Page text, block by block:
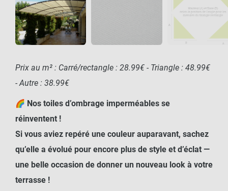
Prix au m² : Carré/rectangle : 28.99€ - Triangle : 48.99€
- Autre : 38.99€
🌈 Nos toiles d’ombrage imperméables se
réinventent !
Si vous aviez repéré une couleur auparavant, sachez
qu’elle a évolué pour encore plus de style et d’éclat —
une belle occasion de donner un nouveau look à votre
terrasse !